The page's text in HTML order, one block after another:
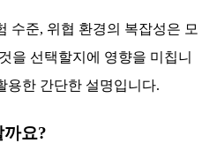
수준, 위협 환경의 복잡성은 모
을 선택할지에 영향을 미칩니
용한 간단한 설명입니다.
요?